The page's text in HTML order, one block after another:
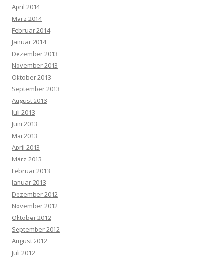
April 2014
März 2014
Februar 2014
Januar 2014
Dezember 2013
November 2013
Oktober 2013
September 2013
August 2013
Juli 2013
Juni 2013
Mai 2013
April 2013
März 2013
Februar 2013
Januar 2013
Dezember 2012
November 2012
Oktober 2012
September 2012
August 2012
Juli 2012